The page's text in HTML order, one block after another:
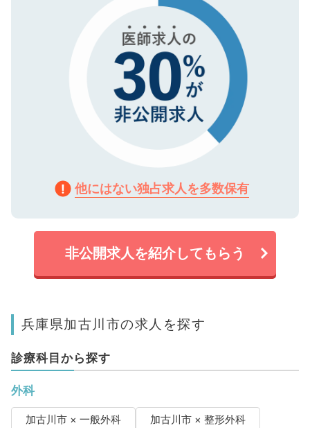
他にはない独占求人を多数保有
非公開求人を紹介してもらう
兵庫県加古川市の求人を探す
診療科目から探す
外科
加古川市 × 一般外科 加古川市 × 整形外科